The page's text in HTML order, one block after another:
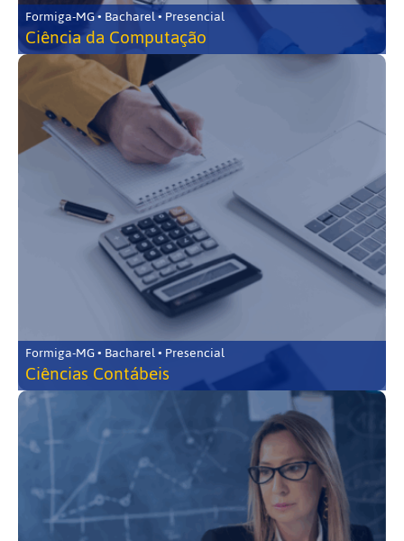
Formiga-MG • Bacharel • Presencial
Ciência da Computação
Formiga-MG • Bacharel • Presencial
Ciências Contábeis